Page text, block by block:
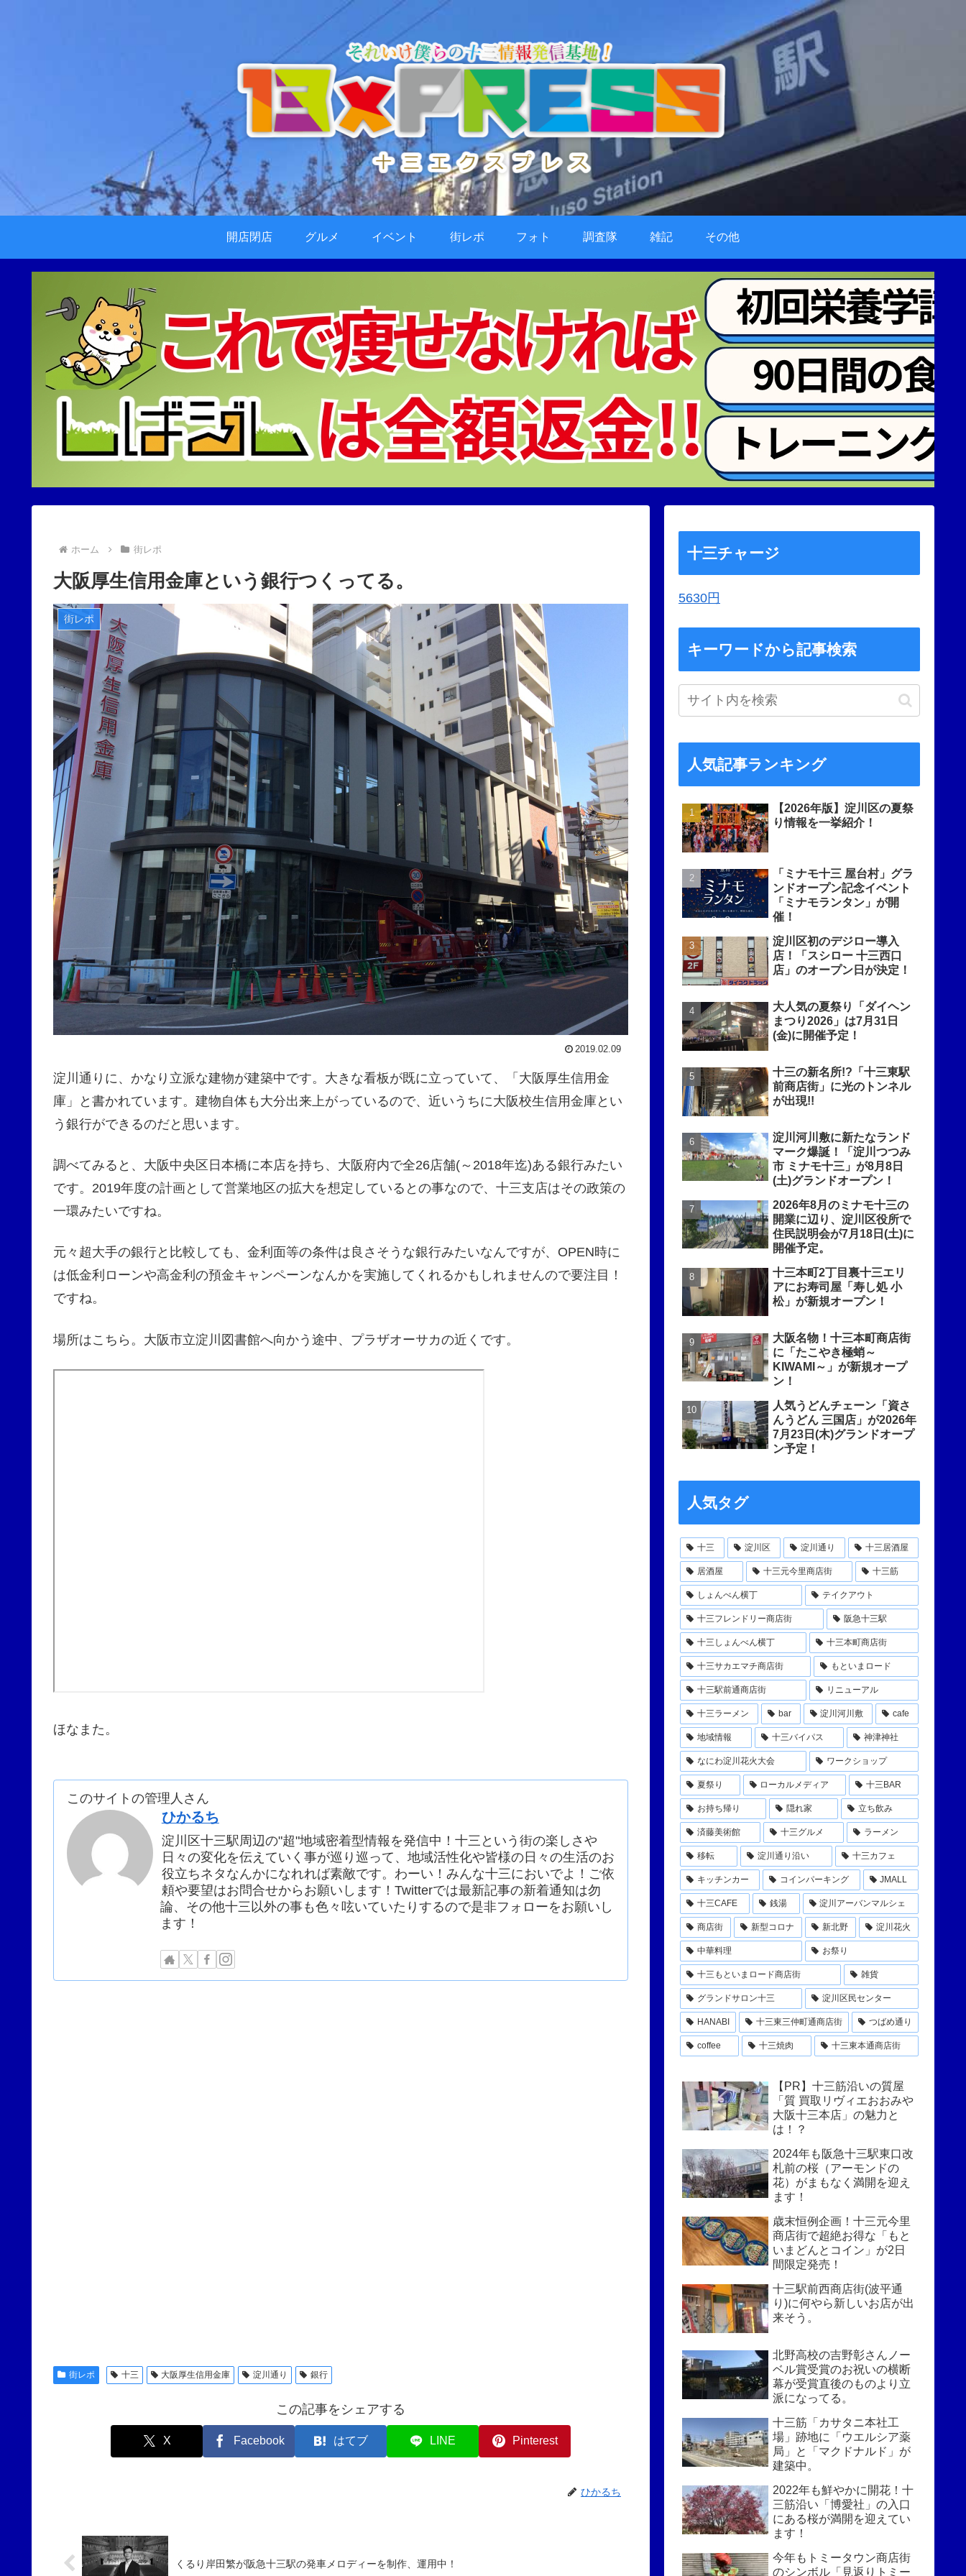
開店閉店 グルメ イベント 街レポ フォト 調査隊 雑記 その他
ホーム 街レポ
大阪厚生信用金庫という銀行つくってる。
街レポ
2019.02.09
淀川通りに、かなり立派な建物が建築中です。大きな看板が既に立っていて、「大阪厚生信用金
庫」と書かれています。建物自体も大分出来上がっているので、近いうちに大阪校生信用金庫とい
う銀行ができるのだと思います。
調べてみると、大阪中央区日本橋に本店を持ち、大阪府内で全26店舗(～2018年迄)ある銀行みたい
です。2019年度の計画として営業地区の拡大を想定しているとの事なので、十三支店はその政策の
一環みたいですね。
元々超大手の銀行と比較しても、金利面等の条件は良さそうな銀行みたいなんですが、OPEN時に
は低金利ローンや高金利の預金キャンペーンなんかを実施してくれるかもしれませんので要注目！
ですね。
場所はこちら。大阪市立淀川図書館へ向かう途中、プラザオーサカの近くです。
ほなまた。
このサイトの管理人さん
ひかるち
淀川区十三駅周辺の"超"地域密着型情報を発信中！十三という街の楽しさや
日々の変化を伝えていく事が巡り巡って、地域活性化や皆様の日々の生活のお
役立ちネタなんかになれれば素敵です。わーい！みんな十三においでよ！ご依
頼や要望はお問合せからお願いします！Twitterでは最新記事の新着通知は勿
論、その他十三以外の事も色々呟いていたりするので是非フォローをお願いし
ます！
街レポ 十三 大阪厚生信用金庫 淀川通り 銀行
この記事をシェアする
X Facebook はてブ LINE Pinterest
ひかるち
くるり岸田繁が阪急十三駅の発車メロディーを制作、運用中！
十三チャージ
5630円
キーワードから記事検索
人気記事ランキング
【2026年版】淀川区の夏祭
り情報を一挙紹介！
「ミナモ十三 屋台村」グラ
ンドオープン記念イベント
「ミナモランタン」が開
催！
淀川区初のデジロー導入
店！「スシロー 十三西口
店」のオープン日が決定！
大人気の夏祭り「ダイヘン
まつり2026」は7月31日
(金)に開催予定！
十三の新名所!?「十三東駅
前商店街」に光のトンネル
が出現!!
淀川河川敷に新たなランド
マーク爆誕！「淀川つつみ
市 ミナモ十三」が8月8日
(土)グランドオープン！
2026年8月のミナモ十三の
開業に辺り、淀川区役所で
住民説明会が7月18日(土)に
開催予定。
十三本町2丁目裏十三エリ
アにお寿司屋「寿し処 小
松」が新規オープン！
大阪名物！十三本町商店街
に「たこやき極蛸～
KIWAMI～」が新規オープ
ン！
人気うどんチェーン「資さ
んうどん 三国店」が2026年
7月23日(木)グランドオープ
ン予定！
人気タグ
十三 淀川区 淀川通り 十三居酒屋
居酒屋 十三元今里商店街 十三筋
しょんべん横丁 テイクアウト
十三フレンドリー商店街 阪急十三駅
十三しょんべん横丁 十三本町商店街
十三サカエマチ商店街 もといまロード
十三駅前通商店街 リニューアル
十三ラーメン bar 淀川河川敷 cafe
地域情報 十三バイパス 神津神社
なにわ淀川花火大会 ワークショップ
夏祭り ローカルメディア 十三BAR
お持ち帰り 隠れ家 立ち飲み
済藤美術館 十三グルメ ラーメン
移転 淀川通り沿い 十三カフェ
キッチンカー コインパーキング JMALL
十三CAFE 銭湯 淀川アーバンマルシェ
商店街 新型コロナ 新北野 淀川花火
中華料理 お祭り
十三もといまロード商店街 雑貨
グランドサロン十三 淀川区民センター
HANABI 十三東三仲町通商店街 つばめ通り
coffee 十三焼肉 十三東本通商店街
【PR】十三筋沿いの質屋
「質 買取リヴィエおおみや
大阪十三本店」の魅力と
は！？
2024年も阪急十三駅東口改
札前の桜（アーモンドの
花）がまもなく満開を迎え
ます！
歳末恒例企画！十三元今里
商店街で超絶お得な「もと
いまどんとコイン」が2日
間限定発売！
十三駅前西商店街(波平通
り)に何やら新しいお店が出
来そう。
北野高校の吉野彰さんノー
ベル賞受賞のお祝いの横断
幕が受賞直後のものより立
派になってる。
十三筋「カサタニ本社工
場」跡地に「ウエルシア薬
局」と「マクドナルド」が
建築中。
2022年も鮮やかに開花！十
三筋沿い「博愛社」の入口
にある桜が満開を迎えてい
ます！
今年もトミータウン商店街
のシンボル「見返りトミー